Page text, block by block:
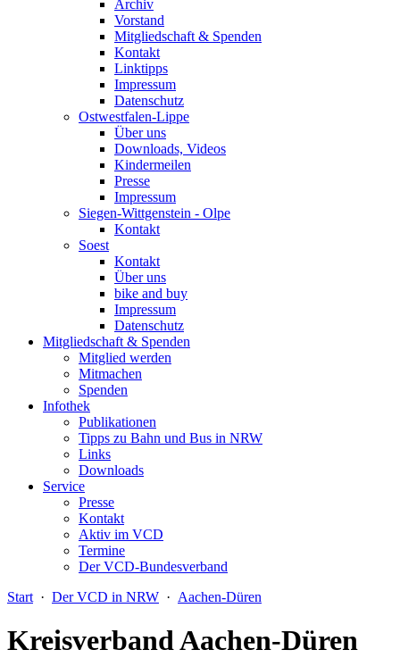
Archiv
Vorstand
Mitgliedschaft & Spenden
Kontakt
Linktipps
Impressum
Datenschutz
Ostwestfalen-Lippe
Über uns
Downloads, Videos
Kindermeilen
Presse
Impressum
Siegen-Wittgenstein - Olpe
Kontakt
Soest
Kontakt
Über uns
bike and buy
Impressum
Datenschutz
Mitgliedschaft & Spenden
Mitglied werden
Mitmachen
Spenden
Infothek
Publikationen
Tipps zu Bahn und Bus in NRW
Links
Downloads
Service
Presse
Kontakt
Aktiv im VCD
Termine
Der VCD-Bundesverband
Start · Der VCD in NRW · Aachen-Düren
Kreisverband Aachen-Düren